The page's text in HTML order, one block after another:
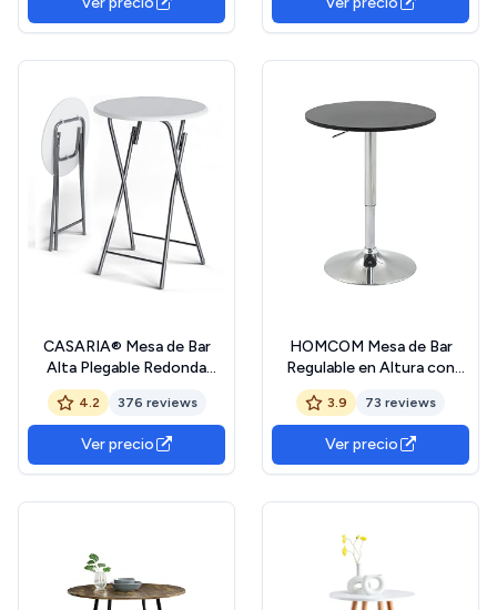
personas, color negro
Medio, Cocina Barra Casera,
Salón, Fácil Montaje,
CASARIA® Mesa de Bar
Alta Plegable Redonda
Blanca Mesas Bistro
60x110cm Eventos Jardín
Aspecto Madera MDF
4.2 376 reviews
Ver precio
HOMCOM Mesa de Bar
Regulable en Altura con
Base Redonda y
Antideslizante para Cocina
Comedor Ø60x69-93 cm
Negro
3.9 73 reviews
Ver precio